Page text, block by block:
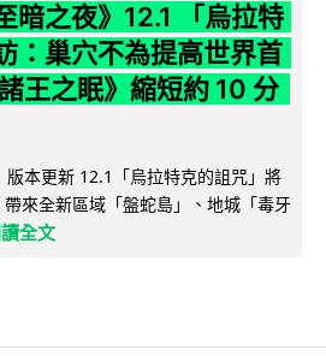
暗之夜》12.1 「烏拉特
：巢穴不為提高世界首
王之眠》縮短約 10 分
版本更新 12.1「烏拉特克的詛咒」將
來全新區域「盤蛇島」、地城「毒牙
全文